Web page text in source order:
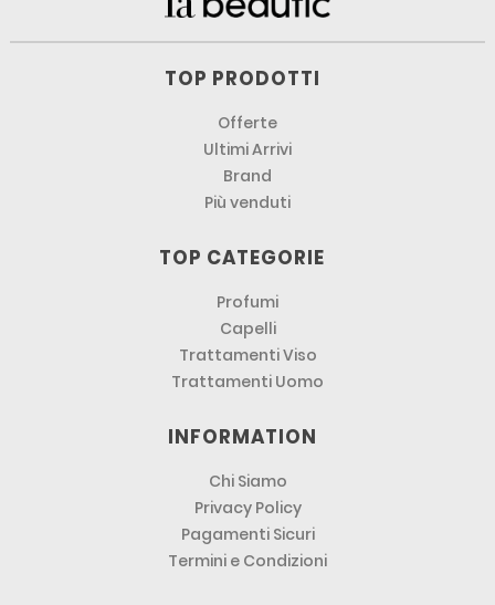
TOP PRODOTTI
Offerte
Ultimi Arrivi
Brand
Più venduti
TOP CATEGORIE
Profumi
Capelli
Trattamenti Viso
Trattamenti Uomo
INFORMATION
Chi Siamo
Privacy Policy
Pagamenti Sicuri
Termini e Condizioni